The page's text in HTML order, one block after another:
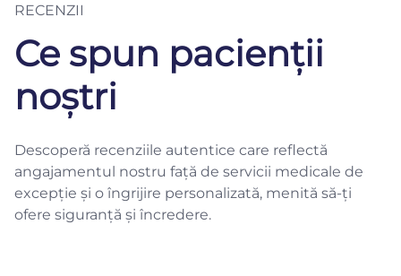
RECENZII
Ce spun pacienții
noștri
Descoperă recenziile autentice care reflectă
angajamentul nostru față de servicii medicale de
excepție și o îngrijire personalizată, menită să-ți
ofere siguranță și încredere.